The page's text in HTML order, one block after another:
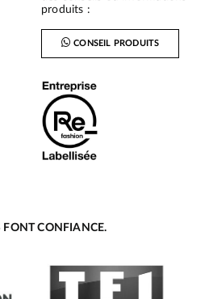
produits :
CONSEIL PRODUITS
FONT CONFIANCE.